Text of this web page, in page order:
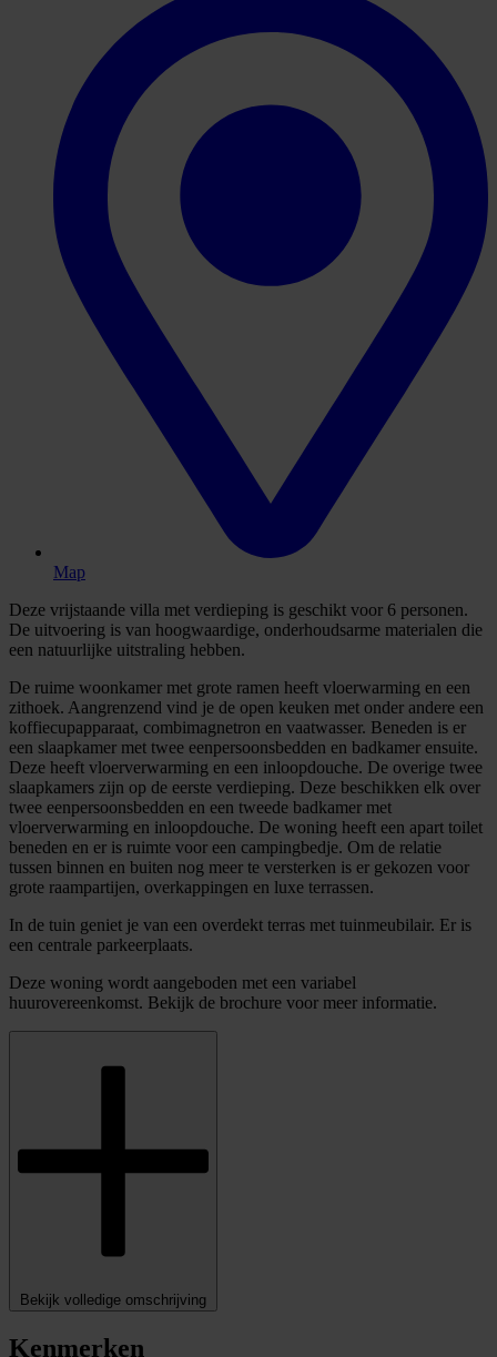
Map
Deze vrijstaande villa met verdieping is geschikt voor 6 personen.
De uitvoering is van hoogwaardige, onderhoudsarme materialen die
een natuurlijke uitstraling hebben.
De ruime woonkamer met grote ramen heeft vloerwarming en een
zithoek. Aangrenzend vind je de open keuken met onder andere een
koffiecupapparaat, combimagnetron en vaatwasser. Beneden is er
een slaapkamer met twee eenpersoonsbedden en badkamer ensuite.
Deze heeft vloerverwarming en een inloopdouche. De overige twee
slaapkamers zijn op de eerste verdieping. Deze beschikken elk over
twee eenpersoonsbedden en een tweede badkamer met
vloerverwarming en inloopdouche. De woning heeft een apart toilet
beneden en er is ruimte voor een campingbedje. Om de relatie
tussen binnen en buiten nog meer te versterken is er gekozen voor
grote raampartijen, overkappingen en luxe terrassen.
In de tuin geniet je van een overdekt terras met tuinmeubilair. Er is
een centrale parkeerplaats.
Deze woning wordt aangeboden met een variabel
huurovereenkomst. Bekijk de brochure voor meer informatie.
Bekijk volledige omschrijving
Kenmerken